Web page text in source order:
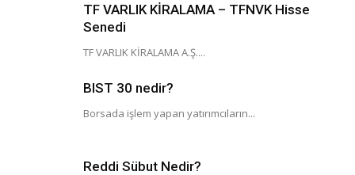
TF VARLIK KİRALAMA – TFNVK Hisse
Senedi
TF VARLIK KİRALAMA A.Ş....
BIST 30 nedir?
Borsada işlem yapan yatırımcıların...
Reddi Sübut Nedir?